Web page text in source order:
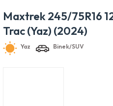
Maxtrek 245/75R16
Trac (Yaz) (2024)